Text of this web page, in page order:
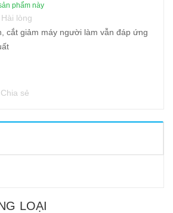
phẩm này
Hài lòng
cắt giảm máy người làm vẫn đáp ứng
Chia sẻ
LOẠI